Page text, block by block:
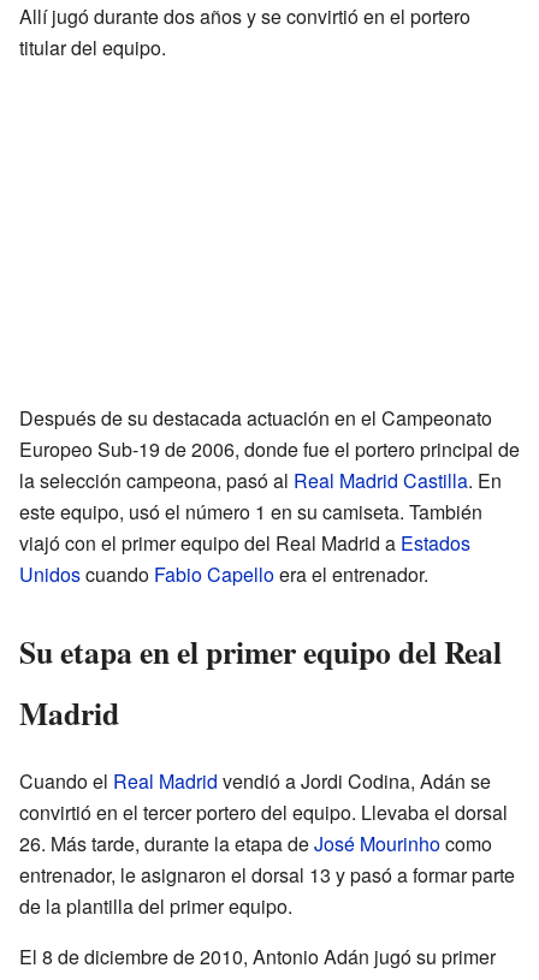
Allí jugó durante dos años y se convirtió en el portero
titular del equipo.
Después de su destacada actuación en el Campeonato
Europeo Sub-19 de 2006, donde fue el portero principal de
la selección campeona, pasó al Real Madrid Castilla. En
este equipo, usó el número 1 en su camiseta. También
viajó con el primer equipo del Real Madrid a Estados
Unidoscuando Fabio Capelloera el entrenador.
Su etapa en el primer equipo del Real
Madrid
Cuando el Real Madrid vendió a Jordi Codina, Adán se
convirtió en el tercer portero del equipo. Llevaba el dorsal
26. Más tarde, durante la etapa deJosé Mourinhocomo
entrenador, le asignaron el dorsal 13 y pasó a formar parte
de la plantilla del primer equipo.
El 8 de diciembre de 2010, Antonio Adán jugó su primer